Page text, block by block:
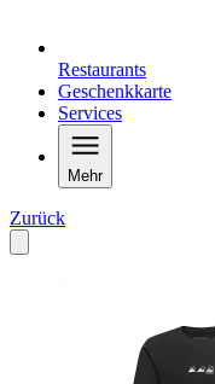
Restaurants
Geschenkkarte
Services
Mehr
Zurück